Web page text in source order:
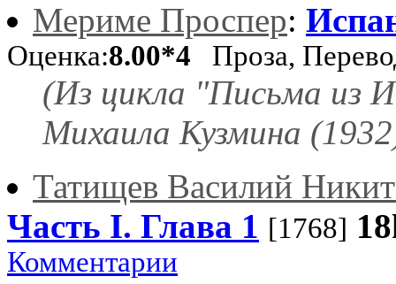
Мериме Проспер:
Оценка:8.00*4 Проза,
(Из цикла "Письма из
Михаила Кузмина
Татищев Василий
Часть I. Глава 1 [1768]
Комментарии